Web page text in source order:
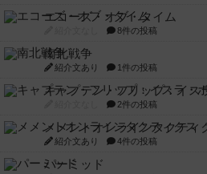
エコーズ・オブ・タイム
8件の投稿
南北戦争
紹介文あり 1件の投稿
キャプテン・フリップ：イス
2件の投稿
メメントオンラインタクティ
紹介文あり 4件の投稿
パーミッド